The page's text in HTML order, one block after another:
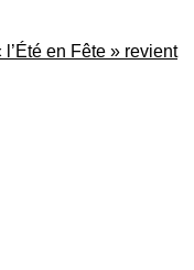
en Fête » revient